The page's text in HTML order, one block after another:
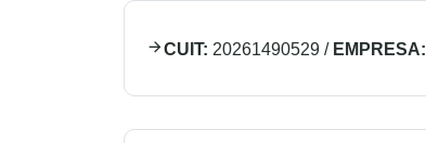
CUIT: 20261490529 / EMPRESA: